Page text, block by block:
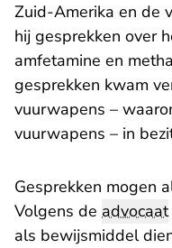
Zuid-Amerika en de
hij gesprekken over
amfetamine en
gesprekken kwam
vuurwapens –
vuurwapens – in
Gesprekken mogen
Volgens de advocaat
als bewijsmiddel